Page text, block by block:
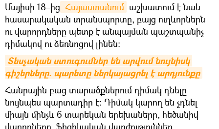
Մայիսի 18–ից Հայաստանում աշխատում է նաև
հասարակական տրանսպորտը, բայց ուղևորներն
ու վարորդները պետք է անպայման պաշտպանիչ
դիմակով ու ձեռնոցով լինեն։
Տեսչական ստուգումներ են արվում նույնիսկ
գիշերները. պարետը ներկայացրել է արդյունքը
Հանրային բաց տարածքներում դիմակ դնելը
նույնպես պարտադիր է։ Դիմակ կարող են չդնել
միայն մինչև 6 տարեկան երեխաները, հեծանիվ
վարողները, ֆիզիկական վարժություններ